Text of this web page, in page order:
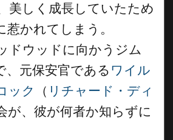
美しく成長していたため
惹かれてしまう。
ドウッドに向かうジム
、元保安官である ワイル
ック
（ リチャード・ディ
が、彼が何者か知らずに